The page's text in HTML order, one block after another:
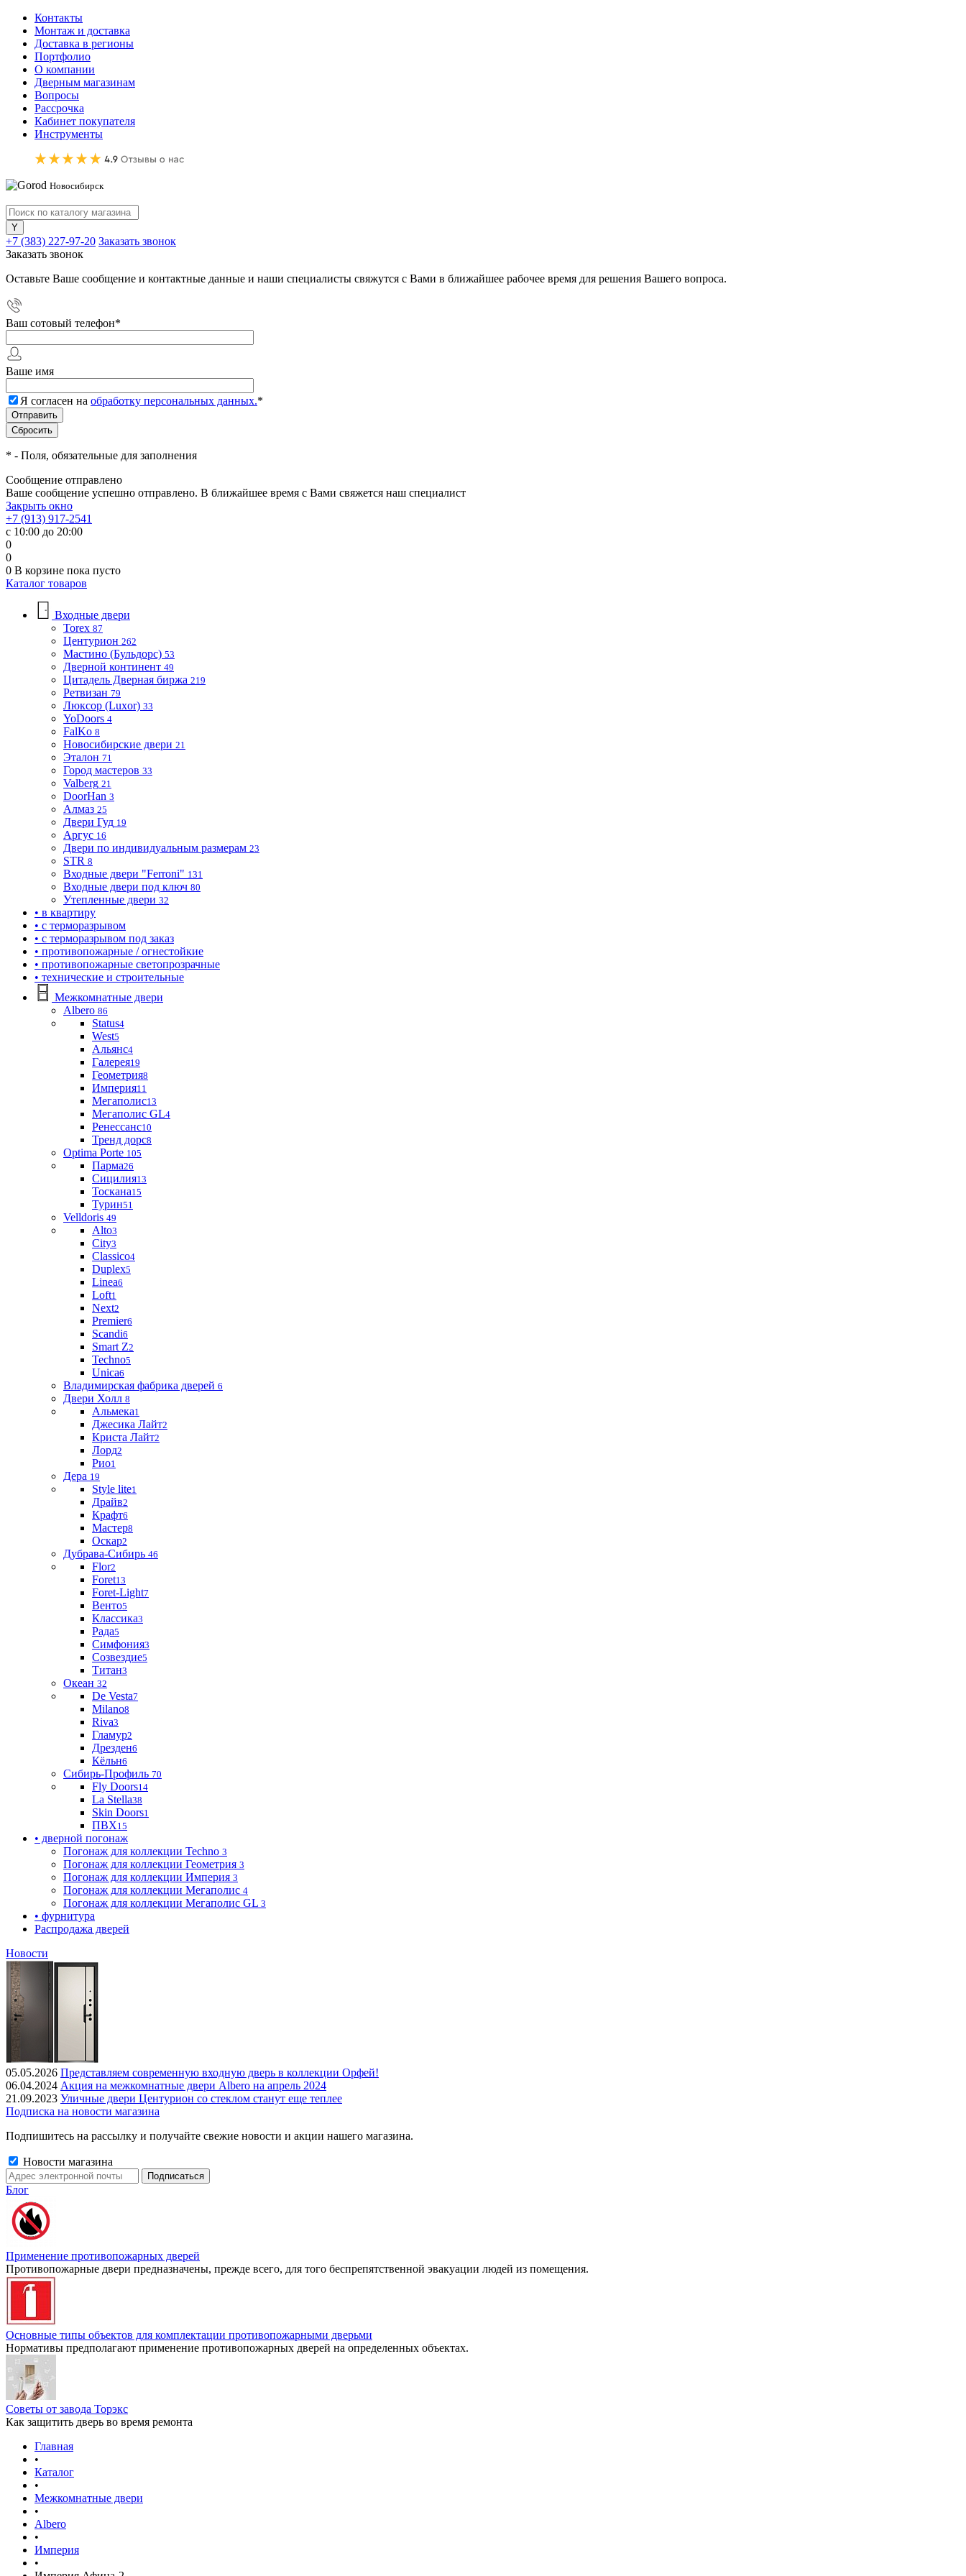
Контакты
Монтаж и доставка
Доставка в регионы
Портфолио
О компании
Дверным магазинам
Вопросы
Рассрочка
Кабинет покупателя
Инструменты
Новосибирск
+7 (383) 227-97-20 Заказать звонок
Заказать звонок
Оставьте Ваше сообщение и контактные данные и наши специалисты свяжутся с Вами в ближайшее рабочее время для решения Вашего вопроса.
Ваш сотовый телефон*
Ваше имя
Я согласен на обработку персональных данных.*
* - Поля, обязательные для заполнения
Сообщение отправлено
Ваше сообщение успешно отправлено. В ближайшее время с Вами свяжется наш специалист
Закрыть окно
+7 (913) 917-2541
с 10:00 до 20:00
0
0
0 В корзине пока пусто
Каталог товаров
Входные двери
Torex 87
Центурион 262
Мастино (Бульдорс) 53
Дверной континент 49
Цитадель Дверная биржа 219
Ретвизан 79
Люксор (Luxor) 33
YoDoors 4
FalKo 8
Новосибирские двери 21
Эталон 71
Город мастеров 33
Valberg 21
DoorHan 3
Алмаз 25
Двери Гуд 19
Аргус 16
Двери по индивидуальным размерам 23
STR 8
Входные двери "Ferroni" 131
Входные двери под ключ 80
Утепленные двери 32
• в квартиру
• с терморазрывом
• с терморазрывом под заказ
• противопожарные / огнестойкие
• противопожарные светопрозрачные
• технические и строительные
Межкомнатные двери
Albero 86
Status4
West5
Альянс4
Галерея19
Геометрия8
Империя11
Мегаполис13
Мегаполис GL4
Ренессанс10
Тренд дорс8
Optima Porte 105
Парма26
Сицилия13
Тоскана15
Турин51
Velldoris 49
Alto3
City3
Classico4
Duplex5
Linea6
Loft1
Next2
Premier6
Scandi6
Smart Z2
Techno5
Unica6
Владимирская фабрика дверей 6
Двери Холл 8
Альмека1
Джесика Лайт2
Криста Лайт2
Лорд2
Рио1
Дера 19
Style lite1
Драйв2
Крафт6
Мастер8
Оскар2
Дубрава-Сибирь 46
Flor2
Foret13
Foret-Light7
Венто5
Классика3
Рада5
Симфония3
Созвездие5
Титан3
Океан 32
De Vesta7
Milano8
Riva3
Гламур2
Дрезден6
Кёльн6
Сибирь-Профиль 70
Fly Doors14
La Stella38
Skin Doors1
ПВХ15
• дверной погонаж
Погонаж для коллекции Techno 3
Погонаж для коллекции Геометрия 3
Погонаж для коллекции Империя 3
Погонаж для коллекции Мегаполис 4
Погонаж для коллекции Мегаполис GL 3
• фурнитура
Распродажа дверей
Новости
05.05.2026 Представляем современную входную дверь в коллекции Орфей!
06.04.2024 Акция на межкомнатные двери Albero на апрель 2024
21.09.2023 Уличные двери Центурион со стеклом станут еще теплее
Подписка на новости магазина
Подпишитесь на рассылку и получайте свежие новости и акции нашего магазина.
Новости магазина
Блог
Применение противопожарных дверей
Противопожарные двери предназначены, прежде всего, для того беспрепятственной эвакуации людей из помещения.
Основные типы объектов для комплектации противопожарными дверьми
Нормативы предполагают применение противопожарных дверей на определенных объектах.
Советы от завода Торэкс
Как защитить дверь во время ремонта
Главная
•
Каталог
•
Межкомнатные двери
•
Albero
•
Империя
•